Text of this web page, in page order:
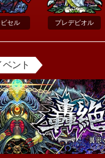
セル プレデビオル
ベント